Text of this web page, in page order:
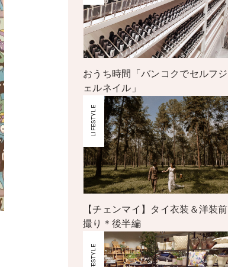
おうち時間「バンコクでセルフジ
ェルネイル」
LIFESTYLE
【チェンマイ】タイ衣装＆洋装前
撮り＊後半編
LIFESTYLE